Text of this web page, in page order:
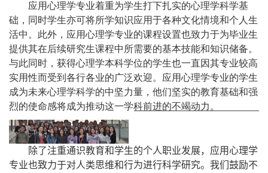
应用心理学专业着重为学生打下扎实的心理学科学基
础，同时学生亦可将所学知识应用于各种文化情境和个人生
活中。此外，应用心理学专业的课程设置也致力于为毕业生
提供其在后续研究生课程中所需要的基本技能和知识储备。
与此同时，获得心理学本科学位的学生也一直因其专业较高
实用性而受到各行各业的广泛欢迎。应用心理学专业的学生
成为未来心理学科学的中坚力量，他们坚实的教育基础和强
烈的使命感将成为推动这一学科前进的不竭动力。
除了注重通识教育和学生的个人职业发展，应用心理学
专业也致力于对人类思维和行为进行科学研究。我们鼓励不